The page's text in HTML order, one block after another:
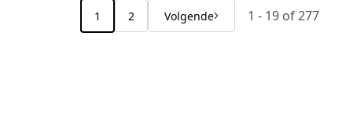
1 2 Volgende 1 - 19 of 277